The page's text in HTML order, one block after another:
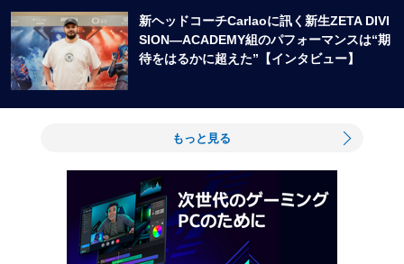
新ヘッドコーチCarlaoに訊く新生ZETA DIVI
SION―ACADEMY組のパフォーマンスは“期
待をはるかに超えた”【インタビュー】
もっと見る